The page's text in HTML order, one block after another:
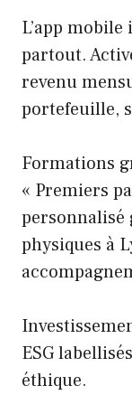
L’app
partout.
revenu
portefeuille,
Formations
« Premiers
personnalisé
physiques à
ESG
éthique.